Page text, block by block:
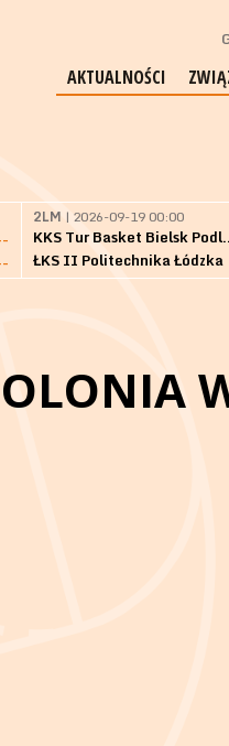
AKTUALNOŚCI
2LM | 2026-09-19 00:00
KKS Tur
ŁKS II Politechnika Łódzka